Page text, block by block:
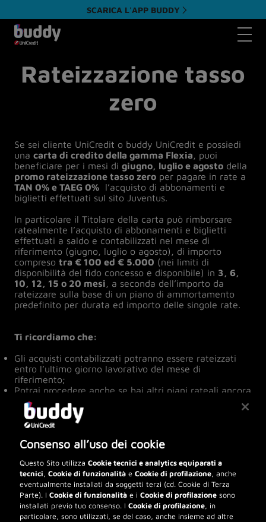
SCARICA L'APP BUDDY
Apri il
Rateizzazione tasso
zero
Se sei cliente UniCredit o buddy UniCredit e possiedi
una carta di credito della gamma Flexia, puoi
beneficiare per i mesi di giugno, luglio e agosto della
promo rateizzazione tasso zero per pagare in rate a
TAN 0% e TAEG 0% l’acquisto di abbonamenti e
biglietti effettuati sul sito Juventus.
In particolare il Titolare della carta può rimborsare
ratealmente l’acquisto di abbonamenti e biglietti
effettuati a saldo e contabilizzati nel mese di
riferimento (giugno, luglio o agosto), di importo
compreso tra € 100 ed € 5.000 (nei limiti di
disponibilità del fido concesso e disponibile) in 3, 6,
10, 12, 15 o 20 mesi, a seconda dell’importo da
rateizzare sulla base di un piano di ammortamento
predefinito per durata ed importo delle singole rate.
Ti ricordiamo che:
Gli acquisti contabilizzati potranno essere rateizzati
entro l’ultimo giorno lavorativo del mese di
riferimento;
Potrai procedere anche se hai altri piani rateali ancora
in corso ed attivati nei mesi precedenti.
Al di fuori del periodo promozionale l’importo
al tasso di interesse applicato, come descritto nella
Ogni rata è formata da una quota capitale e una
quota interessi maturati nel mese e, per ogni rata
rimborsata, la quota capitale va a ripristinare il
plafond della carta nei limiti di disponibilità della
stessa;
Consenso all’uso dei cookie
Questo Sito utilizzaCookie tecnici e analytics equiparati a
tecnici,Cookie di funzionalità eCookie di profilazione, anche
eventualmente installati da soggetti terzi (cd. Cookie di Terza
Parte). ICookie di funzionalità e iCookie di profilazione sono
installati previo tuo consenso. ICookie di profilazione, in
particolare, sono utilizzati, se del caso, anche insieme ad altre